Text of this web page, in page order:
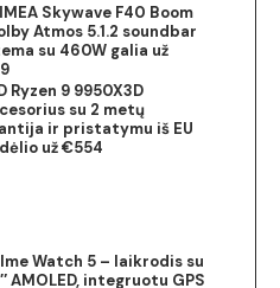
Skywave F40 Boom
Atmos 5.1.2 soundbar
su 460W galia už
Ryzen 9 9950X3D
su 2 metų
ir pristatymu iš EU
už €554
Watch 5 – laikrodis su
AMOLED, integruotu GPS